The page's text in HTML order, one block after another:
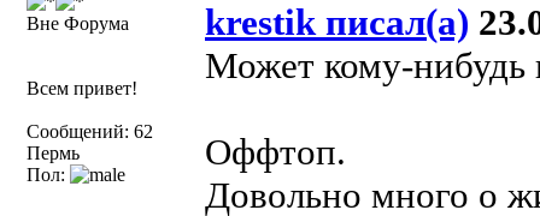
Вне Форума
Всем привет!
Сообщений: 62
Пермь
Пол:
krestik писал(а)
Может кому-нибудь
Оффтоп.
Довольно много о